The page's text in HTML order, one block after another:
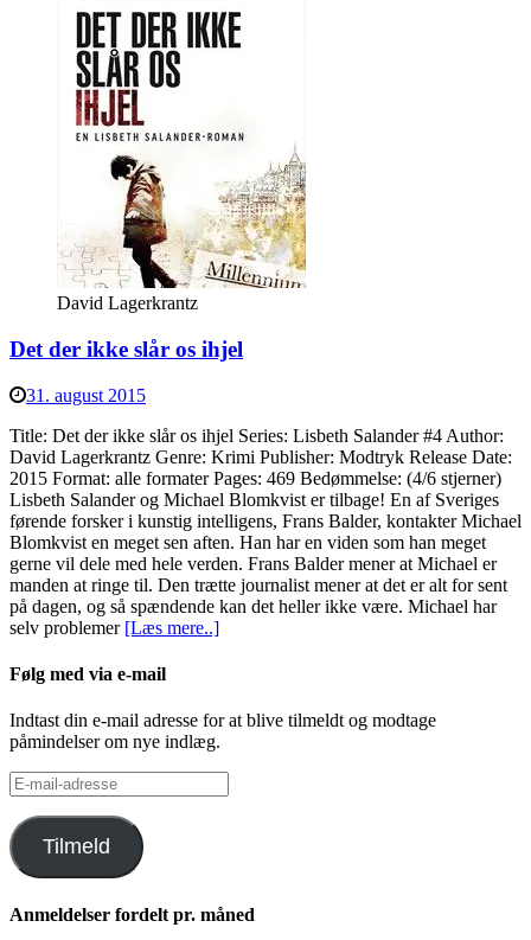
David Lagerkrantz
Det der ikke slår os ihjel
31. august 2015
Title: Det der ikke slår os ihjel Series: Lisbeth Salander #4 Author:
David Lagerkrantz Genre: Krimi Publisher: Modtryk Release Date:
2015 Format: alle formater Pages: 469 Bedømmelse: (4/6 stjerner)
Lisbeth Salander og Michael Blomkvist er tilbage! En af Sveriges
førende forsker i kunstig intelligens, Frans Balder, kontakter Michael
Blomkvist en meget sen aften. Han har en viden som han meget
gerne vil dele med hele verden. Frans Balder mener at Michael er
manden at ringe til. Den trætte journalist mener at det er alt for sent
på dagen, og så spændende kan det heller ikke være. Michael har
selv problemer [Læs mere..]
Følg med via e-mail
Indtast din e-mail adresse for at blive tilmeldt og modtage
påmindelser om nye indlæg.
E-
mail-
adresse
Tilmeld
Anmeldelser fordelt pr. måned